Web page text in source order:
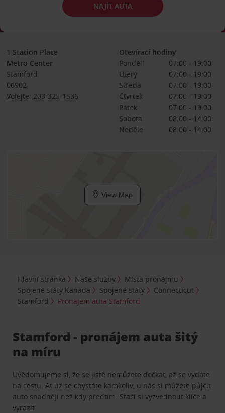
NAJÍT AUTA
1 Station Place
Metro Center
Stamford
06902
Volejte: 203-325-1536
Otevírací hodiny
Pondělí
07:00 - 19:00
Úterý
07:00 - 19:00
Středa
07:00 - 19:00
Čtvrtek
07:00 - 19:00
Pátek
07:00 - 19:00
Sobota
08:00 - 14:00
Neděle
08:00 - 14:00
View Map
Hlavní stránka Naše služby
Místa pronájmu
Spojené státy Kanada
Spojené státy
Connecticut
Stamford
Pronájem auta Stamford
Stamford - pronájem auta šitý
na míru
Uvědomujeme si, že se jistě nemůžete dočkat, až se vydáte
na cestu. Ať už se chystáte kamkoliv, u nás si můžete půjčit
auto snadněji než kdy předtím. Stačí si vyzvednout klíče a
vyrazit.